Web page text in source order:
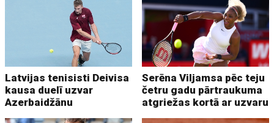
Latvijas tenisisti Deivisa
kausa duelī uzvar
Azerbaidžānu
Serēna Viljamsa pēc teju
četru gadu pārtraukuma
atgriežas kortā ar uzvaru